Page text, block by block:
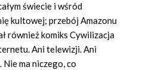
świecie i wśród
kultowej; przebój Amazonu
również komiks Cywilizacja
Ani telewizji. Ani
ma niczego, co